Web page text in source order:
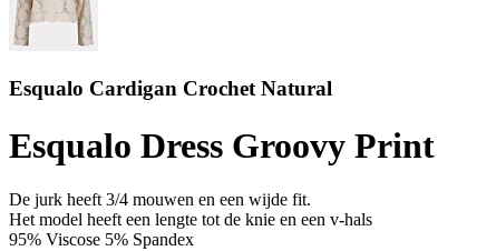
Esqualo Cardigan Crochet Natural
Esqualo Dress Groovy Print
De jurk heeft 3/4 mouwen en een wijde fit.
Het model heeft een lengte tot de knie en een v-hals
95% Viscose 5% Spandex